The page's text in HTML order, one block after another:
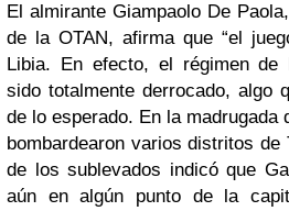
El almirante Giampaolo De
de la OTAN, afirma que “el
Libia. En efecto, el régimen de
sido totalmente derrocado, algo
de lo esperado. En la madrugada
bombardearon varios distritos de
de los sublevados indicó que
aún en algún punto de la